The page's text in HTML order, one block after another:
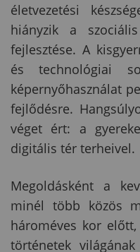
életvezetési
hiányzik a
fejlesztése. A
és technológiai
képernyőhasználat
fejlődésre.
véget ért: a
digitális tér terheivel.
Megoldásként a
minél több közös
hároméves kor
történetek